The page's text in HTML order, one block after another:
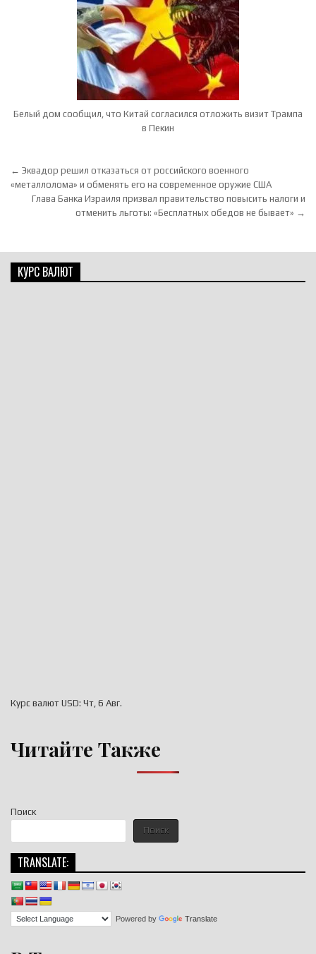
Белый дом сообщил, что Китай согласился отложить визит Трампа
в Пекин
Навигация по записям
← Эквадор решил отказаться от российского военного
«металлолома» и обменять его на современное оружие США
Глава Банка Израиля призвал правительство повысить налоги и
отменить льготы: «Бесплатных обедов не бывает» →
Поиск
Поиск
TRANSLATE:
Powered by Translate
КУРС ВАЛЮТ
Курс валют USD: Чт, 6 Авг.
Читайте Также